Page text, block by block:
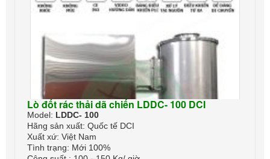
Lò đốt rác thải dã chiến LDDC- 100 DCI
Model: LDDC- 100
Hãng sản xuất: Quốc tế DCI
Xuất xứ: Việt Nam
Tình trạng: Mới 100%